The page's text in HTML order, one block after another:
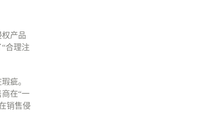
产品
“合理注
疵。
在“一
销售侵